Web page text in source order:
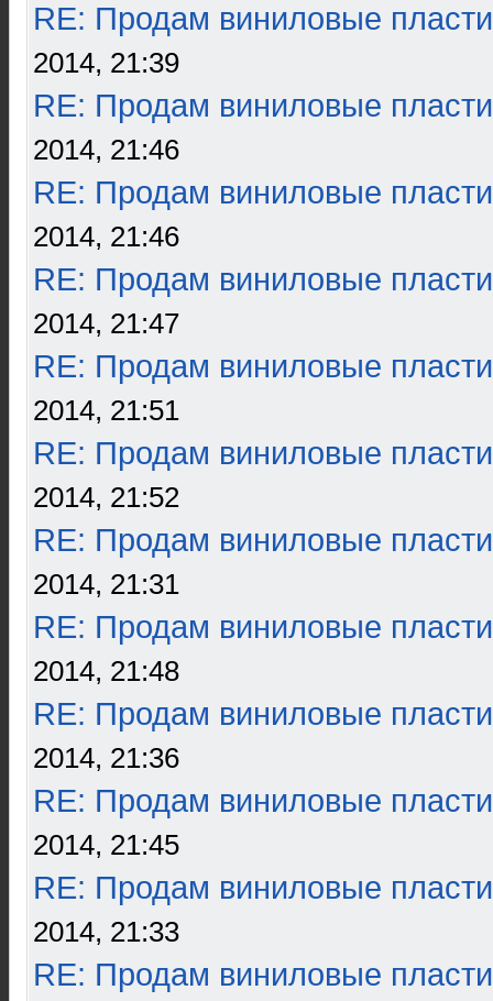
RE: Продам виниловые
2014, 21:39
RE: Продам виниловые
2014, 21:46
RE: Продам виниловые
2014, 21:46
RE: Продам виниловые
2014, 21:47
RE: Продам виниловые
2014, 21:51
RE: Продам виниловые
2014, 21:52
RE: Продам виниловые
2014, 21:31
RE: Продам виниловые
2014, 21:48
RE: Продам виниловые
2014, 21:36
RE: Продам виниловые
2014, 21:45
RE: Продам виниловые
2014, 21:33
RE: Продам виниловые